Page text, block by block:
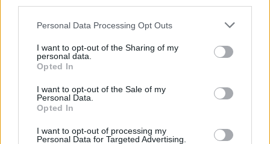
Personal Data Processing Opt Outs
I want to opt-out of the Sharing of my
personal data.
Opted In
I want to opt-out of the Sale of my
Personal Data.
Opted In
I want to opt-out of processing my
Personal Data for Targeted Advertising.
Sousa, Lu Silva, Paula Canossa, Joaquim Carneiro e
Araújo; e no baixo acústico, Filipe Fernandes.
pedro moutinho